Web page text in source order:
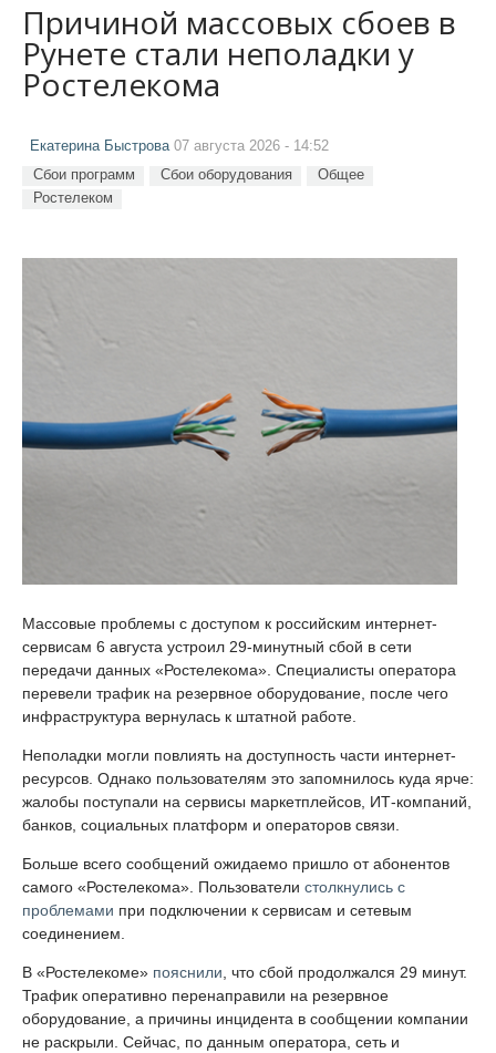
Причиной массовых сбоев в
Рунете стали неполадки у
Ростелекома
Екатерина Быстрова07 августа 2026 - 14:52
Сбои программ Сбои оборудования
Общее
Ростелеком
Массовые проблемы с доступом к российским интернет-
сервисам 6 августа устроил 29-минутный сбой в сети
передачи данных «Ростелекома». Специалисты оператора
перевели трафик на резервное оборудование, после чего
инфраструктура вернулась к штатной работе.
Неполадки могли повлиять на доступность части интернет-
ресурсов. Однако пользователям это запомнилось куда ярче:
жалобы поступали на сервисы маркетплейсов, ИТ-компаний,
банков, социальных платформ и операторов связи.
Больше всего сообщений ожидаемо пришло от абонентов
самого «Ростелекома». Пользователи столкнулись с
проблемами при подключении к сервисам и сетевым
соединением.
В «Ростелекоме» пояснили , что сбой продолжался 29 минут.
Трафик оперативно перенаправили на резервное
оборудование, а причины инцидента в сообщении компании
не раскрыли. Сейчас, по данным оператора, сеть и